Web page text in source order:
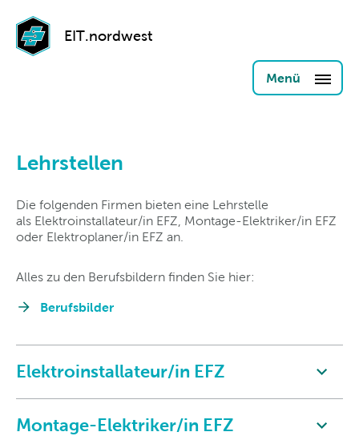
EIT.nordwest
Menü
Lehrstellen
Die folgenden Firmen bieten eine Lehrstelle
als Elektroinstallateur/in EFZ, Montage-Elektriker/in EFZ
oder Elektroplaner/in EFZ an.
Alles zu den Berufsbildern finden Sie hier:
Berufsbilder
Elektroinstallateur/in EFZ
Montage-Elektriker/in EFZ